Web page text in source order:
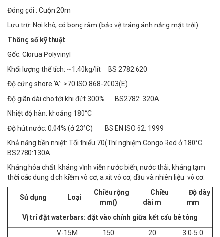
Đóng gói : Cuộn 20m
Lưu trữ: Nơi khô, có bong râm (bảo vệ tráng ánh nắng mặt trời)
Thông số kỹ thuật
Gốc: Clorua Polyvinyl
Khối lượng thể tích: ~1.40kg/lít BS 2782:620
Độ cứng shore ‘A’: >70 ISO 868-2003(E)
Độ giãn dài cho tới khi đứt 300% BS2782: 320A
Nhiệt độ hàn: khoảng 180°C
Độ hút nước: 0.04% (ở 23°C) BS EN ISO 62: 1999
Khả năng bền nhiệt: Tối thiểu 70(Thí nghiệm Congo Red ở 180°C
BS2780:130A
Kháng hóa chất: kháng vĩnh viễn nước biển, nước thải, kháng tạm
thời các dung dịch kiềm vô cơ, a xít vô cơ, dầu và nhiên liệu vô cơ.
Sử dụng Loại
Chiều rộng
mm()
Chiều
dài m
Độ dày
mm
Vị trí đặt waterbars: đặt vào chính giữa kết cấu bê tông
V-15M 150 20
3.0-5.0